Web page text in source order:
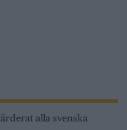
alla svenska